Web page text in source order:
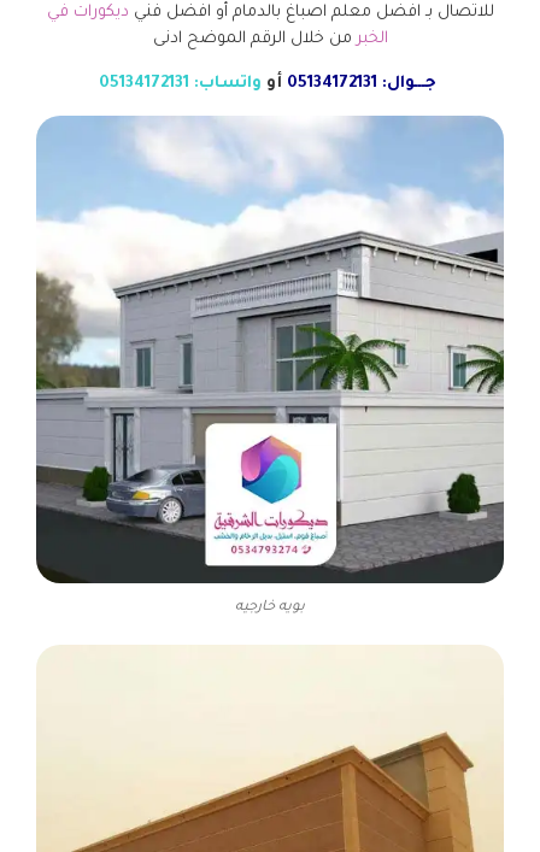
للاتصال بـ افضل معلم اصباغ بالدمام أو افضل فني ديكورات في
الخبر من خلال الرقم الموضح ادنى
جـــوال: 05134172131 أو واتساب: 05134172131
بويه خارجيه